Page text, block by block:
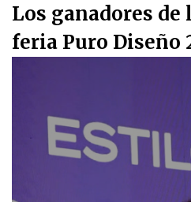
Los ganadores
feria Puro Diseño